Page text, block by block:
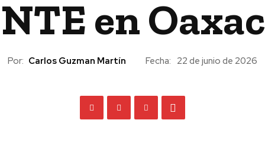
en
Por: Carlos Guzman Martín Fecha: 22 de junio de 2026